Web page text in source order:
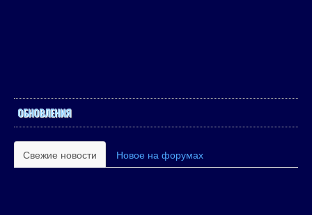
ОБНОВЛЕНИЯ
Свежие новости Новое на форумах